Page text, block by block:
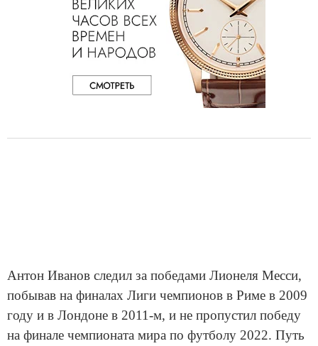
Антон Иванов следил за победами Лионеля Месси,
побывав на финалах Лиги чемпионов в Риме в 2009
году и в Лондоне в 2011-м, и не пропустил победу
на финале чемпионата мира по футболу 2022. Путь